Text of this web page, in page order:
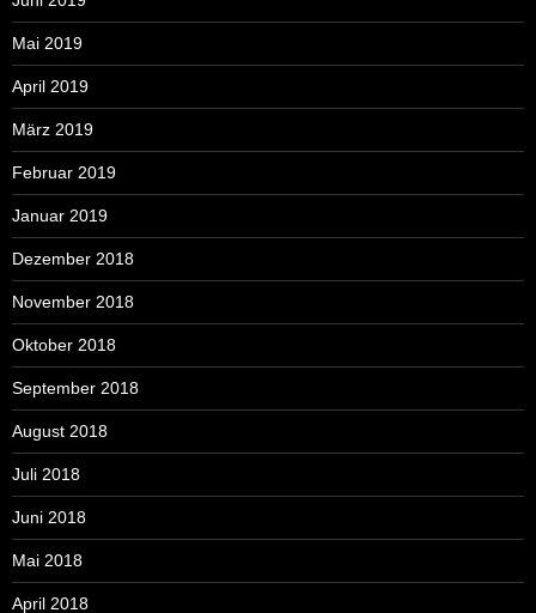
Mai 2019
April 2019
März 2019
Februar 2019
Januar 2019
Dezember 2018
November 2018
Oktober 2018
September 2018
August 2018
Juli 2018
Juni 2018
Mai 2018
April 2018